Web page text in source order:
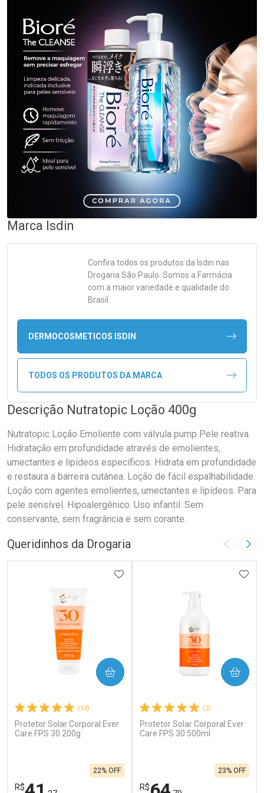
Marca Isdin
Confira todos os produtos da Isdin nas
Drogaria São Paulo. Somos a Farmácia
com a maior variedade e qualidade do
Brasil.
DERMOCOSMETICOS ISDIN
TODOS OS PRODUTOS DA MARCA
Descrição Nutratopic Loção 400g
Nutratopic Loção Emoliente com válvula pump Pele reativa.
Hidratação em profundidade através de emolientes,
umectantes e lipídeos específicos. Hidrata em profundidade
e restaura a barreira cutânea. Loção de fácil espalhabilidade.
Loção com agentes emolientes, umectantes e lipídeos. Para
pele sensível. Hipoalergênico. Uso infantil. Sem
conservante, sem fragrância e sem corante.
Queridinhos da Drogaria Imagem
(12)
Protetor Solar Corporal Ever
Care FPS 30 200g
R$
22% OFF
ADICIONAR AOS FAVORITOS
COMPRAR
(2)
Protetor Solar Corporal Ever
Care FPS 30 500ml
R$
23% OFF
COMPRAR